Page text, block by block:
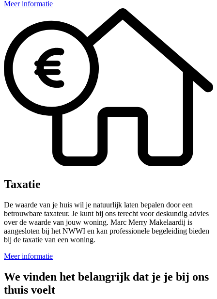
Meer informatie
Taxatie
De waarde van je huis wil je natuurlijk laten bepalen door een
betrouwbare taxateur. Je kunt bij ons terecht voor deskundig advies
over de waarde van jouw woning. Marc Merry Makelaardij is
aangesloten bij het NWWI en kan professionele begeleiding bieden
bij de taxatie van een woning.
Meer informatie
We vinden het belangrijk dat je je bij ons
thuis voelt